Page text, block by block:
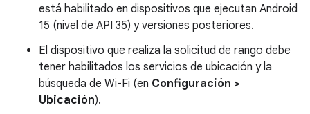
está habilitado en dispositivos que ejecutan Android
15 (nivel de API 35) y versiones posteriores.
El dispositivo que realiza la solicitud de rango debe
tener habilitados los servicios de ubicación y la
búsqueda de Wi-Fi (en Configuración >
Ubicación).